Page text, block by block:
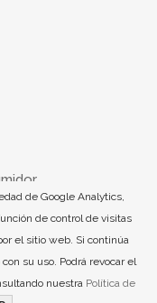
de Google Analytics,
de control de visitas
el sitio web. Si continúa
su uso. Podrá revocar el
nuestra Política de
Reserved.